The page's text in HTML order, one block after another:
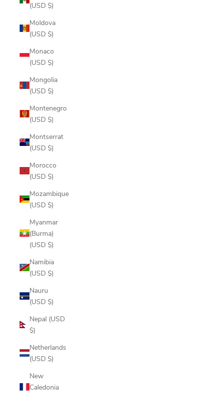
(USD $)
Moldova
(USD $)
Monaco
(USD $)
Mongolia
(USD $)
Montenegro
(USD $)
Montserrat
(USD $)
Morocco
(USD $)
Mozambique
(USD $)
Myanmar
(Burma)
(USD $)
Namibia
(USD $)
Nauru
(USD $)
Nepal (USD
$)
Netherlands
(USD $)
New
Caledonia